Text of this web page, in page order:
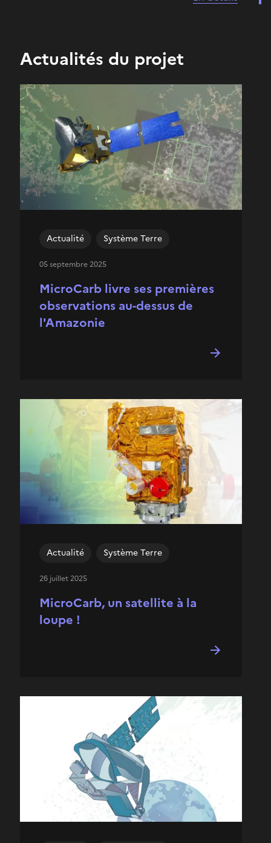
Actualités du projet
MicroCarb livre ses premières
observations au-dessus de
l'Amazonie
Actualité Système Terre
05 septembre 2025
MicroCarb, un satellite à la
loupe !
Actualité Système Terre
26 juillet 2025